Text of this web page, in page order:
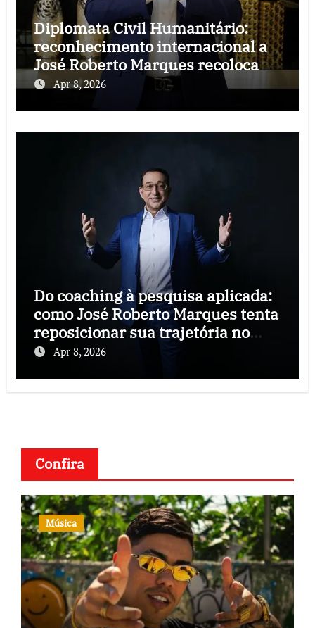
Diplomata Civil Humanitário:
reconhecimento internacional a
José Roberto Marques recoloca o
desenvolvimento humano no
Apr 8, 2026
Do coaching à pesquisa aplicada:
como José Roberto Marques tenta
reposicionar sua trajetória no
estudo do comportamento
Apr 8, 2026
Confira
Música